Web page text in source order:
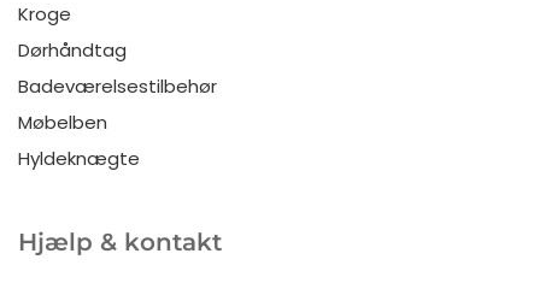
Kroge
Dørhåndtag
Badeværelsestilbehør
Møbelben
Hyldeknægte
Hjælp & kontakt